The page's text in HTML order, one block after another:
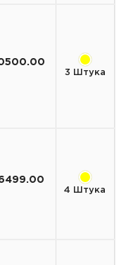
3 Штука
4 Штука